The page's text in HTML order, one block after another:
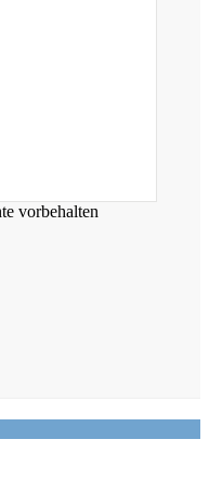
vorbehalten